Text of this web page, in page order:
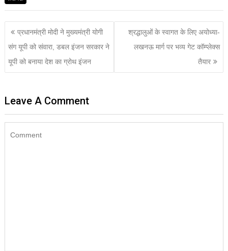
प्रधानमंत्री मोदी ने मुख्यमंत्री योगी
संग यूपी को संवारा, डबल इंजन सरकार ने
यूपी को बनाया देश का ग्रोथ इंजन
श्रद्धालुओं के स्वागत के लिए अयोध्या-
लखनऊ मार्ग पर भव्य गेट कॉम्प्लेक्स
तैयार
Leave A Comment